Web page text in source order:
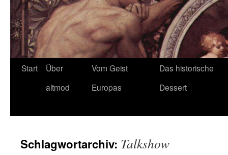
Start
Über
altmod
Vom Geist
Europas
Das historische
Dessert
Schlagwortarchiv: Talkshow